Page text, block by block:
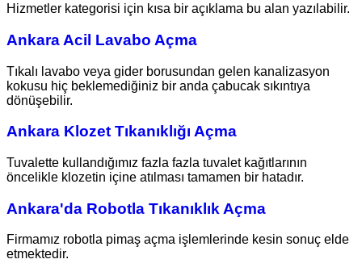
Hizmetler kategorisi için kısa bir açıklama bu alan yazılabilir.
Ankara Acil Lavabo Açma
Tıkalı lavabo veya gider borusundan gelen kanalizasyon
kokusu hiç beklemediğiniz bir anda çabucak sıkıntıya
dönüşebilir.
Ankara Klozet Tıkanıklığı Açma
Tuvalette kullandığımız fazla fazla tuvalet kağıtlarının
öncelikle klozetin içine atılması tamamen bir hatadır.
Ankara'da Robotla Tıkanıklık Açma
Firmamız robotla pimaş açma işlemlerinde kesin sonuç elde
etmektedir.